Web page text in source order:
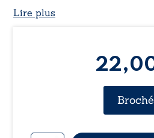
quartier vers le drame intime.
la frontière ténue entre le
le danger des secrets partagés.
Lire plus
Broché